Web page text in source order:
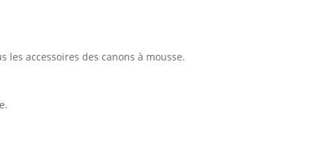
accessoires des canons à mousse.